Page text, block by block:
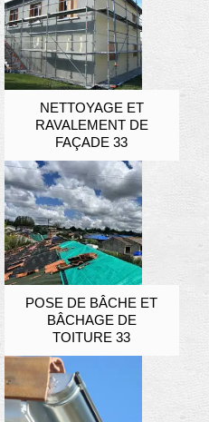
NETTOYAGE ET
RAVALEMENT DE
FAÇADE 33
POSE DE BÂCHE ET
BÂCHAGE DE
TOITURE 33